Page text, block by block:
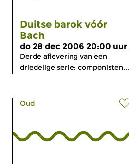
Duitse barok vóór
Bach
do 28 dec 2006 20:00 uur
Derde aflevering van een
driedelige serie: componisten...
Oud